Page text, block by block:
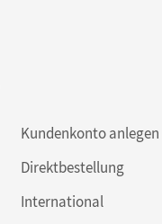
Kundenkonto anlegen
Direktbestellung
International